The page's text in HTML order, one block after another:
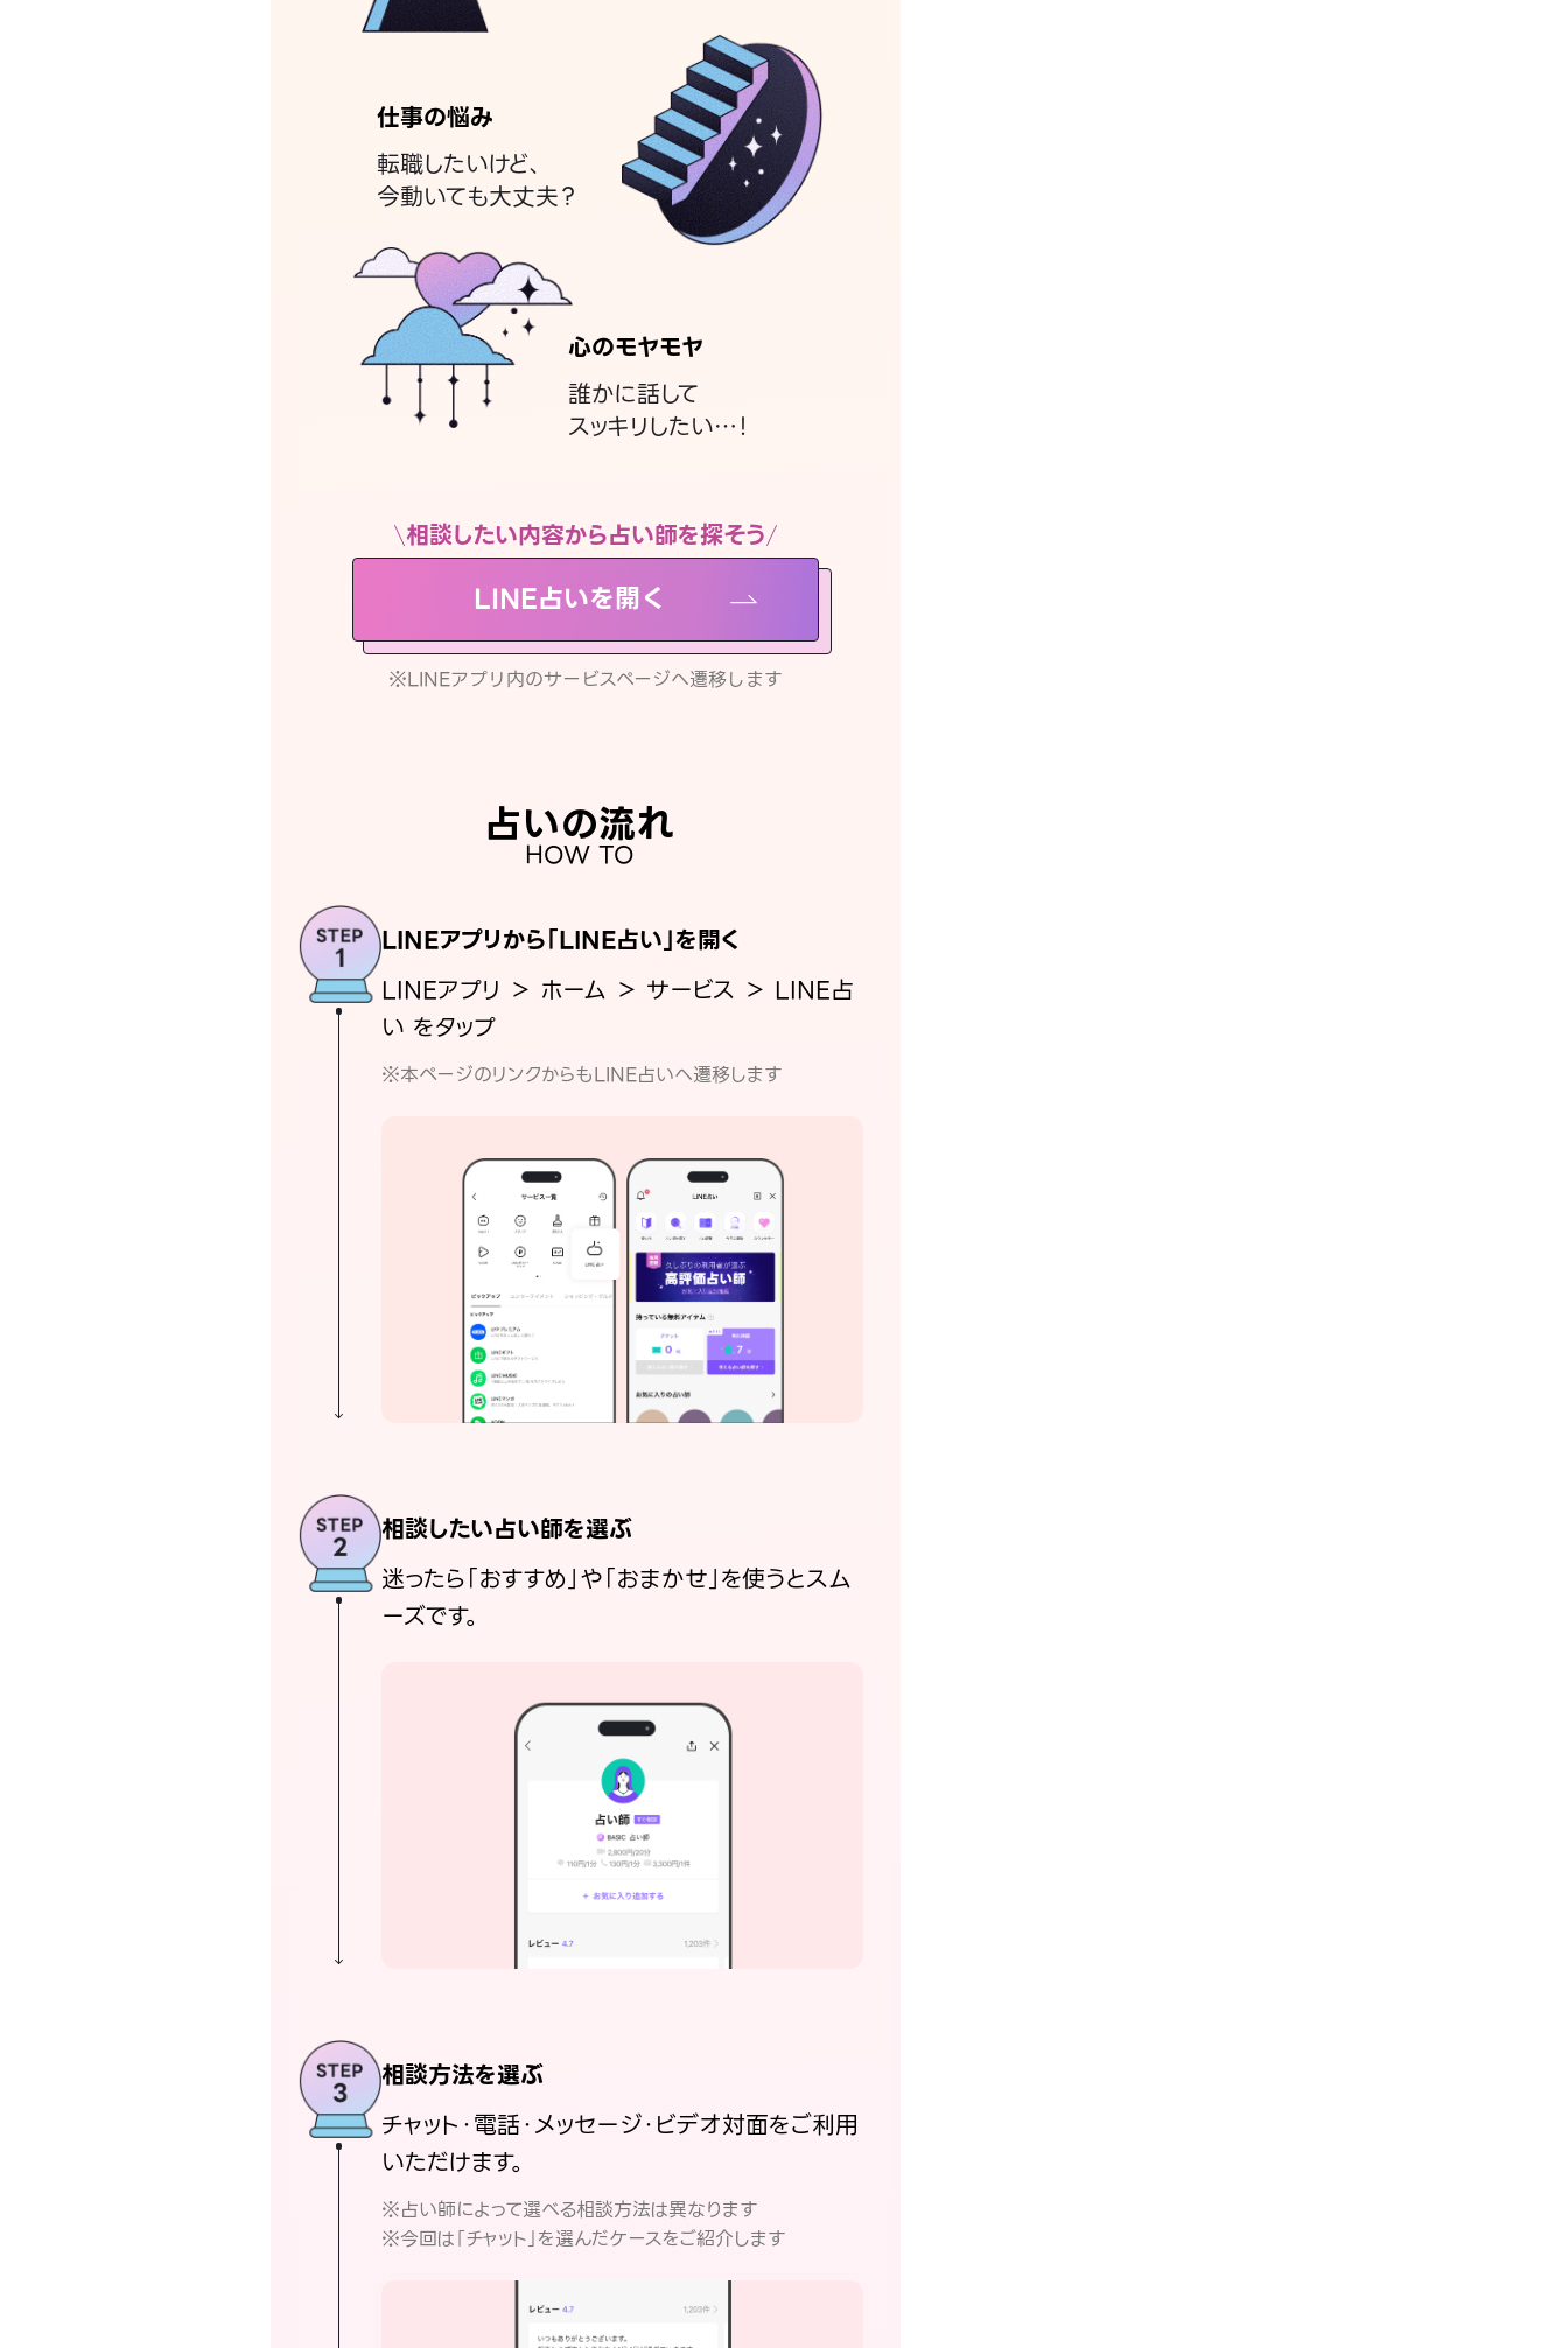
仕事の悩み
転職したいけど、
今動いても大丈夫？
心のモヤモヤ
誰かに話して
スッキリしたい…！
相談したい内容から占い師を探そう
LINE占いを開く
※LINEアプリ内のサービスページへ遷移します
占いの流れ
HOW TO
LINEアプリから「LINE占い」を開く
LINEアプリ ＞ ホーム ＞ サービス ＞ LINE占
い をタップ
※本ページのリンクからもLINE占いへ遷移します
相談したい占い師を選ぶ
迷ったら「おすすめ」や「おまかせ」を使うとスム
ーズです。
相談方法を選ぶ
チャット・電話・メッセージ・ビデオ対面をご利用
いただけます。
※占い師によって選べる相談方法は異なります
※今回は「チャット」を選んだケースをご紹介します